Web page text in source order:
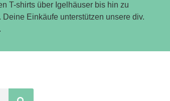
T-shirts über Igelhäuser bis hin zu
Deine Einkäufe unterstützen unsere div.